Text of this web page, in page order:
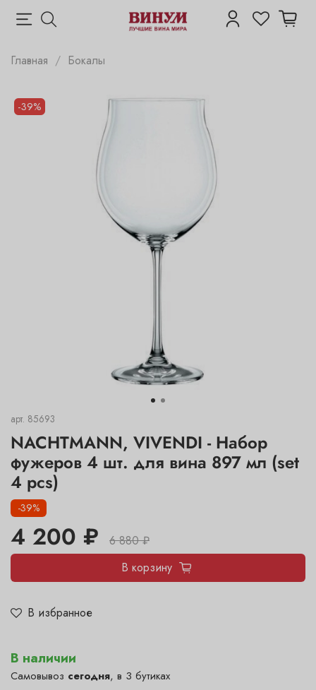
Главная Бокалы
-39%
арт. 85693
NACHTMANN, VIVENDI - Набор
фужеров 4 шт. для вина 897 мл (set
4 pcs)
В избранное
-39%
4 200 ₽
6 880 ₽
В корзину
В наличии
Самовывоз сегодня, в 3 бутиках